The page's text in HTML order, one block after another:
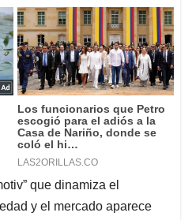
que dinamiza el
y el mercado aparece